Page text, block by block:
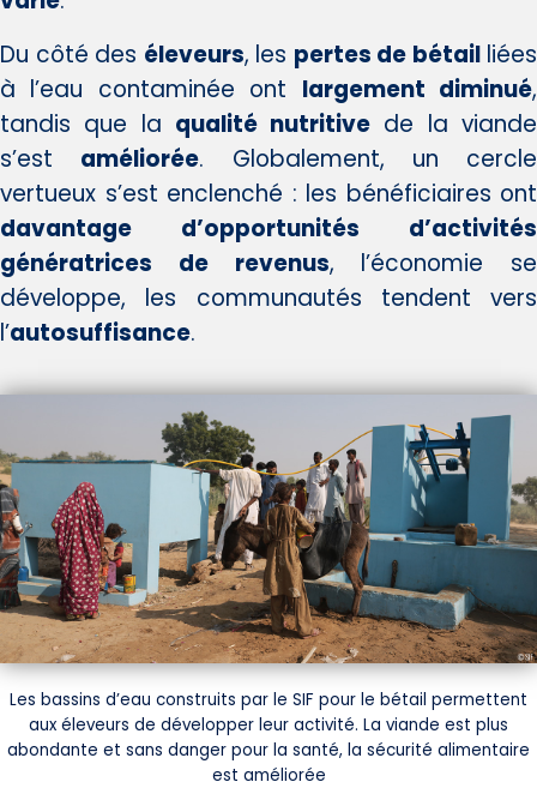
Du côté des éleveurs, les pertes de bétailliées
à l’eau contaminée ont largement diminué,
tandis que la qualité nutritive de la viande
s’est améliorée. Globalement, un cercle
vertueux s’est enclenché : les bénéficiaires ont
davantage d’opportunités d’activités
génératrices de revenus, l’économie se
développe, les communautés tendent vers
l’autosuffisance.
Les bassins d’eau construits par le SIF pour le bétail permettent
aux éleveurs de développer leur activité. La viande est plus
abondante et sans danger pour la santé, la sécurité alimentaire
est améliorée